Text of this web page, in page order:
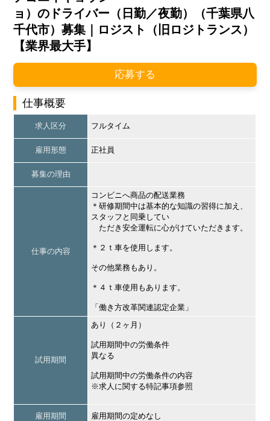
ョ）のドライバー（日勤／夜勤）（千葉県八
千代市）募集｜ロジスト（旧ロジトランス）
【業界最大手】
応募する
仕事概要
求人区分 フルタイム
雇用形態 正社員
募集の理由
仕事の内容
コンビニへ商品の配送業務
＊研修期間中は基本的な知識の習得に加え、
スタッフと同乗してい
ただき安全運転に心がけていただきます。
＊２ｔ車を使用します。
その他業務もあり。
＊４ｔ車使用もあります。
「働き方改革関連認定企業」
試用期間
あり（２ヶ月）
試用期間中の労働条件
異なる
試用期間中の労働条件の内容
※求人に関する特記事項参照
雇用期間 雇用期間の定めなし